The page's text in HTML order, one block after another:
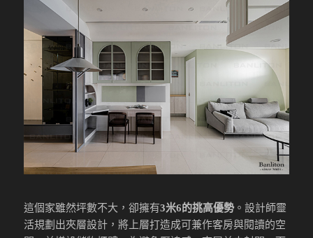
這個家雖然坪數不大，卻擁有3米6的挑高優勢。設計師靈
活規劃出夾層設計，將上層打造成可兼作客房與閱讀的空